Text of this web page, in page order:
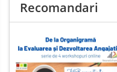
Recomandari